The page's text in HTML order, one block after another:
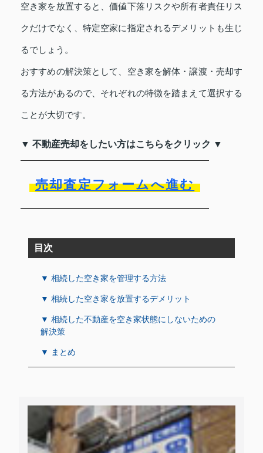
空き家を放置すると、価値下落リスクや所有者責任リス
クだけでなく、特定空家に指定されるデメリットも生じ
るでしょう。
おすすめの解決策として、空き家を解体・譲渡・売却す
る方法があるので、それぞれの特徴を踏まえて選択する
ことが大切です。
▼ 不動産売却をしたい方はこちらをクリック ▼
売却査定フォームへ進む
目次
▼ 相続した空き家を管理する方法
▼ 相続した空き家を放置するデメリット
▼ 相続した不動産を空き家状態にしないための
解決策
▼ まとめ